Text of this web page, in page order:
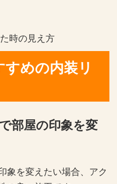
時の見え方
めの内装リ
部屋の印象を変
象を変えたい場合、アク